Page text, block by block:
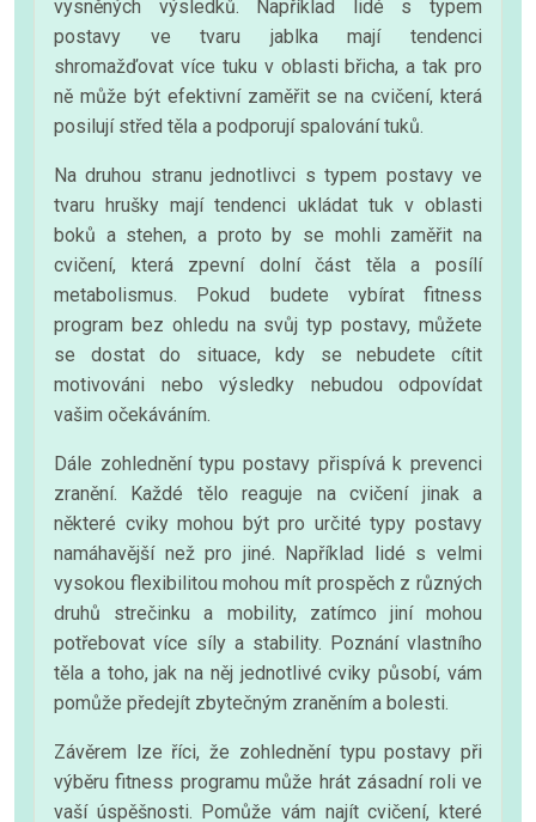
vysněných výsledků. Například lidé s typem
postavy ve tvaru jablka mají tendenci
shromažďovat více tuku v oblasti břicha, a tak pro
ně může být efektivní zaměřit se na cvičení, která
posilují střed těla a podporují spalování tuků.
Na druhou stranu jednotlivci s typem postavy ve
tvaru hrušky mají tendenci ukládat tuk v oblasti
boků a stehen, a proto by se mohli zaměřit na
cvičení, která zpevní dolní část těla a posílí
metabolismus. Pokud budete vybírat fitness
program bez ohledu na svůj typ postavy, můžete
se dostat do situace, kdy se nebudete cítit
motivováni nebo výsledky nebudou odpovídat
vašim očekáváním.
Dále zohlednění typu postavy přispívá k prevenci
zranění. Každé tělo reaguje na cvičení jinak a
některé cviky mohou být pro určité typy postavy
namáhavější než pro jiné. Například lidé s velmi
vysokou flexibilitou mohou mít prospěch z různých
druhů strečinku a mobility, zatímco jiní mohou
potřebovat více síly a stability. Poznání vlastního
těla a toho, jak na něj jednotlivé cviky působí, vám
pomůže předejít zbytečným zraněním a bolesti.
Závěrem lze říci, že zohlednění typu postavy při
výběru fitness programu může hrát zásadní roli ve
vaší úspěšnosti. Pomůže vám najít cvičení, které